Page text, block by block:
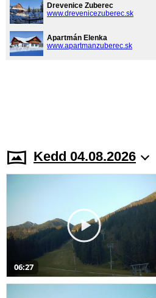
Drevenice Zuberec
www.drevenicezuberec.sk
Apartmán Elenka
www.apartmanzuberec.sk
Kedd 04.08.2026
06:27